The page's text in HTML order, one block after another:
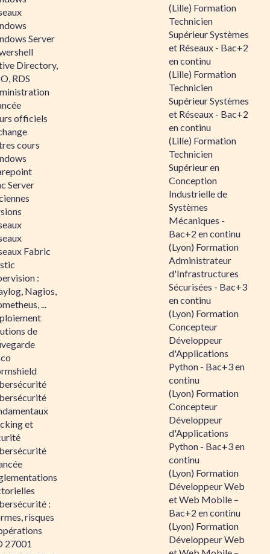
Server
Directory,
RDS
officiels
cours
Server
Fabric
:
Nagios,
...
de
et
:
risques
27001
(Lille) Formation
Technicien
Supérieur Systèmes
et Réseaux - Bac+2
en continu
(Lille) Formation
Technicien
Supérieur Systèmes
et Réseaux - Bac+2
en continu
(Lille) Formation
Technicien
Supérieur en
Conception
Industrielle de
Systèmes
Mécaniques -
Bac+2 en continu
(Lyon) Formation
Administrateur
d'Infrastructures
Sécurisées - Bac+3
en continu
(Lyon) Formation
Concepteur
Développeur
d'Applications
Python - Bac+3 en
continu
(Lyon) Formation
Concepteur
Développeur
d'Applications
Python - Bac+3 en
continu
(Lyon) Formation
Développeur Web
et Web Mobile –
Bac+2 en continu
(Lyon) Formation
Développeur Web